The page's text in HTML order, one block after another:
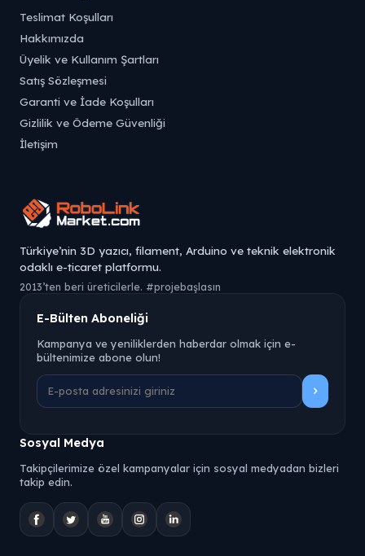
Teslimat Koşulları
Hakkımızda
Üyelik ve Kullanım Şartları
Satış Sözleşmesi
Garanti ve İade Koşulları
Gizlilik ve Ödeme Güvenliği
İletişim
Türkiye’nin 3D yazıcı, filament, Arduino ve teknik elektronik
odaklı e-ticaret platformu.
2013’ten beri üreticilerle. #projebaşlasın
E-Bülten Aboneliği
Kampanya ve yeniliklerden haberdar olmak için e-
bültenimize abone olun!
Sosyal Medya
Takipçilerimize özel kampanyalar için sosyal medyadan bizleri
takip edin.